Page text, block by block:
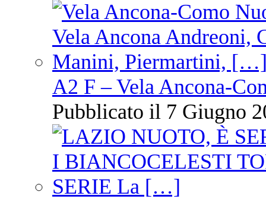
A2 F – Vela Ancona-
Pubblicato il 7 Giugno